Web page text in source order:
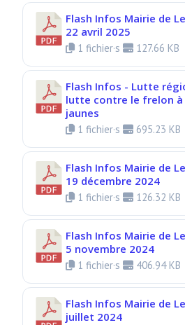
Flash Infos Mairie de
22 avril 2025
1 fichier·s 127.66 KB
Flash Infos - Lutte
lutte contre le frelon
jaunes
1 fichier·s 695.23 KB
Flash Infos Mairie de
19 décembre 2024
1 fichier·s 126.32 KB
Flash Infos Mairie de
5 novembre 2024
1 fichier·s 406.94 KB
Flash Infos Mairie de
juillet 2024